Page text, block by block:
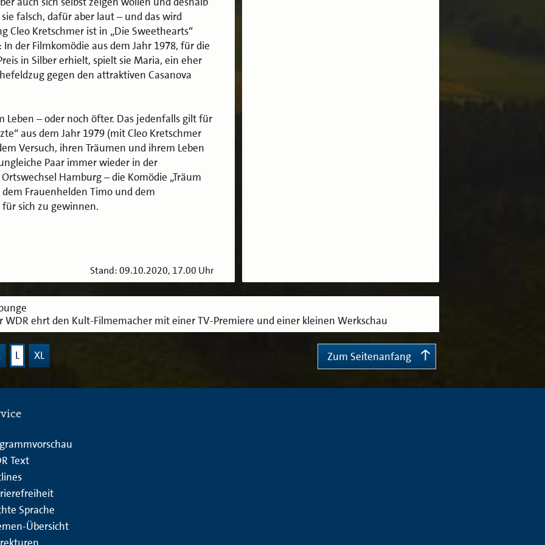
falsch, dafür aber laut – und das wird
Cleo Kretschmer ist in „Die Sweethearts“
der Filmkomödie aus dem Jahr 1978, für die
in Silber erhielt, spielt sie Maria, ein eher
gegen den attraktiven Casanova
– oder noch öfter. Das jedenfalls gilt für
aus dem Jahr 1979 (mit Cleo Kretschmer
Versuch, ihren Träumen und ihrem Leben
Paar immer wieder in der
Hamburg – die Komödie „Träum
Frauenhelden Timo und dem
sich zu gewinnen.
Stand: 09.10.2020, 17.00 Uhr
WDR ehrt den Kult-Filmemacher mit einer TV-Premiere und einer kleinen Werkschau
L XL Zum Seitenanfang
Text
Sprache
Übersicht